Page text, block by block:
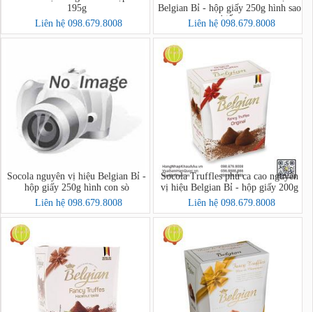
195g
Liên hệ 098.679.8008
Belgian Bỉ - hộp giấy 250g hình sao
biển
Liên hệ 098.679.8008
Socola nguyên vị hiệu Belgian Bỉ -
hộp giấy 250g hình con sò
Liên hệ 098.679.8008
Socola Truffles phủ ca cao nguyên
vị hiệu Belgian Bỉ - hộp giấy 200g
Liên hệ 098.679.8008